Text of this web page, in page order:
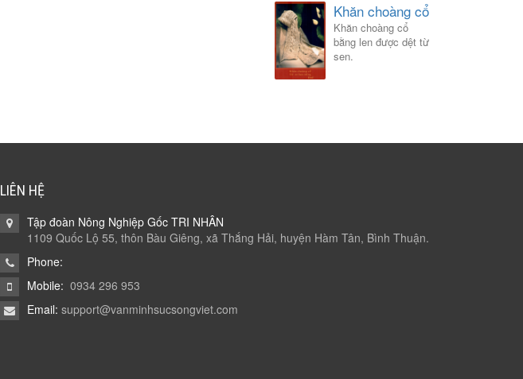
Khăn choàng cổ
Khăn choàng cổ
bằng len được dệt từ
sen.
LIÊN HỆ
Tập đoàn Nông Nghiệp Gốc TRI NHÂN
1109 Quốc Lộ 55, thôn Bàu Giêng, xã Thắng Hải, huyện Hàm Tân, Bình Thuận.
Phone:
Mobile: 0934 296 953
Email: support@vanminhsucsongviet.com